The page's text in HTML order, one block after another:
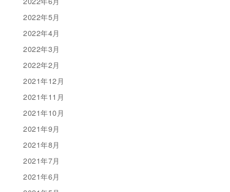
2022年5月
2022年4月
2022年3月
2022年2月
2021年12月
2021年11月
2021年10月
2021年9月
2021年8月
2021年7月
2021年6月